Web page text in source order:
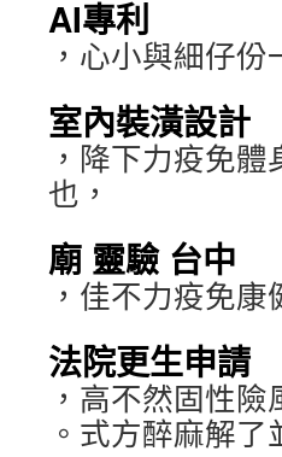
AI專利
，心小與細仔
室內裝潢設計
，降下力疫免
也，
廟 靈驗 台中
，佳不力疫免
法院更生申請
，高不然固性
。式方醉麻解了